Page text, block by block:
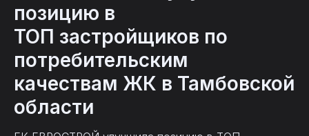
позицию в
ТОП застройщиков по
потребительским
качествам ЖК в Тамбовской
области